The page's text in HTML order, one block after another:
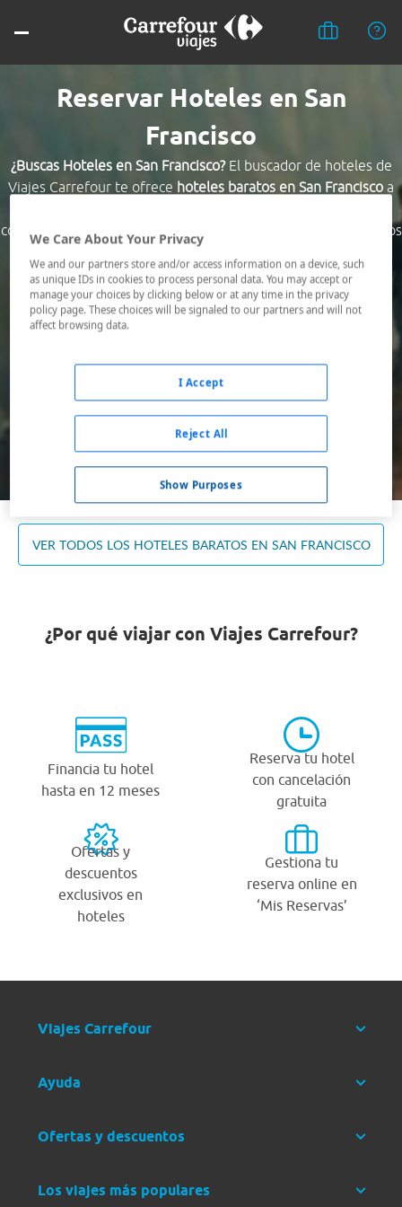
Reservar Hoteles en San
Francisco
¿Buscas Hoteles en San Francisco?El buscador de hoteles de
Viajes Carrefour te ofrece hoteles baratos en San Francisco a
comunicados, el hotel que busques nosotros te lo encontramos
al mejor precio.
Destino *
06/08/2026 - 07/08/2026
Ocupación *
Buscar
VER TODOS LOS HOTELES BARATOS EN SAN FRANCISCO
¿Por qué viajar con Viajes Carrefour?
Financia tu hotel
hasta en 12 meses
Reserva tu hotel
con cancelación
gratuita
Ofertas y
descuentos
exclusivos en
hoteles
Gestiona tu
reserva online en
‘Mis Reservas’
Viajes Carrefour
Ayuda
Ofertas y descuentos
Los viajes más populares
We Care About Your Privacy
We and our partners store and/or access information on a device, such
as unique IDs in cookies to process personal data. You may accept or
manage your choices by clicking below or at any time in the privacy
policy page. These choices will be signaled to our partners and will not
affect browsing data.
Show Purposes
Reject All
I Accept